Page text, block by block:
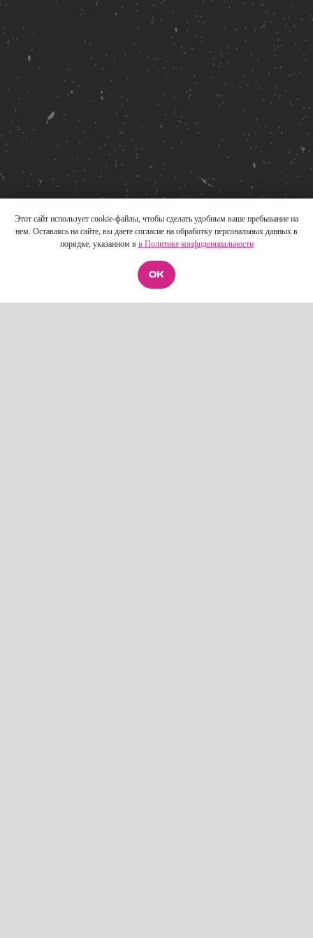
ИП Якупова Людмила Никандровна
ИНН: 121500742801
ОГРНИП: 323120000029126
Корпоративные тренинги
Контакты
info@moscowimprovclub.com
+7 995 116 4556
*Компания Meta, а также ее продукты Facebook и
Instagram признаны экстремистскими в РФ
Этот сайт использует cookie-файлы, чтобы сделать удобным ваше пребывание на
нем. Оставаясь на сайте, вы даете согласие на обработку персональных данных в
порядке, указанном в в Политике конфиденциальности
ОК